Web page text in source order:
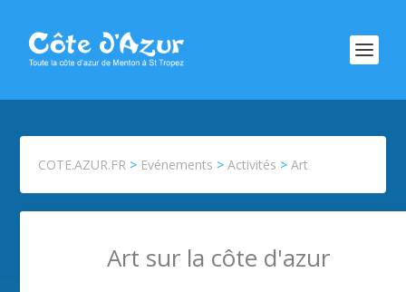
COTE.AZUR.FR > Evénements >Activités >Art
Art sur la côte d'azur